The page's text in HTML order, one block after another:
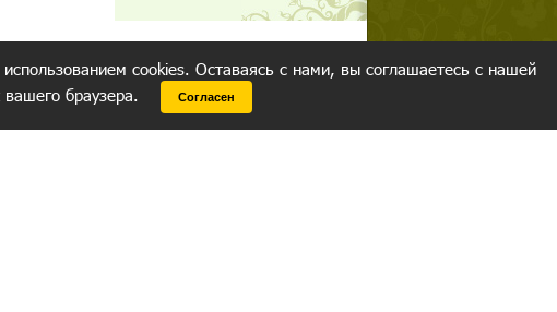
cookies. Оставаясь с нами, вы соглашаетесь с нашей
браузера. Согласен